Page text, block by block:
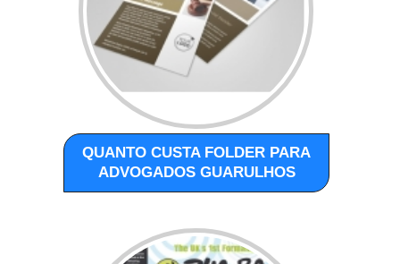
QUANTO CUSTA FOLDER PARA
ADVOGADOS GUARULHOS